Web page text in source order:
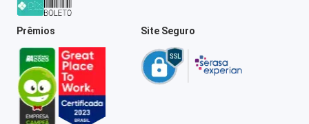
Prêmios Site Seguro